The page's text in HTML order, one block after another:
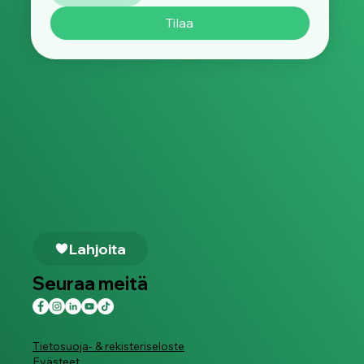
Tietosuoja- & rekisteriseloste
Tilaa
Lahjoita
Seuraa meitä